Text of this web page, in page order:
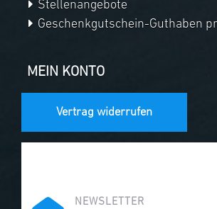
Stellenangebote
Geschenkgutschein-Guthaben
MEIN KONTO
Vertrag widerrufen
NEWSLETTER